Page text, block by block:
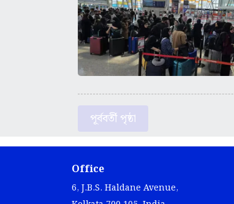
পূর্ববর্তী পৃষ্ঠা
Office
6, J.B.S. Haldane Avenue,